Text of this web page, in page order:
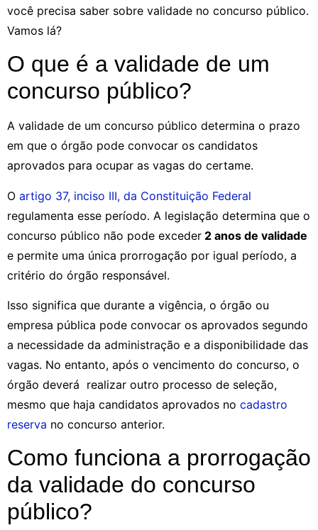
você precisa saber sobre validade no concurso público.
Vamos lá?
O que é a validade de um
concurso público?
A validade de um concurso público determina o prazo
em que o órgão pode convocar os candidatos
aprovados para ocupar as vagas do certame.
O artigo 37, inciso III, da Constituição Federal
regulamenta esse período. A legislação determina que o
concurso público não pode exceder 2 anos de validade
e permite uma única prorrogação por igual período, a
critério do órgão responsável.
Isso significa que durante a vigência, o órgão ou
empresa pública pode convocar os aprovados segundo
a necessidade da administração e a disponibilidade das
vagas. No entanto, após o vencimento do concurso, o
órgão deverá realizar outro processo de seleção,
mesmo que haja candidatos aprovados no cadastro
reserva no concurso anterior.
Como funciona a prorrogação
da validade do concurso
público?